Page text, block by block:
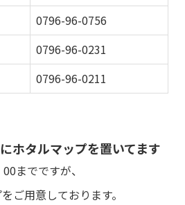
0796-96-0756
0796-96-0231
0796-96-0211
ホタルマップを置いてます
までですが、
ご用意しております。